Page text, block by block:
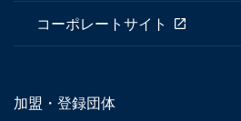
コーポレートサイト
加盟・登録団体